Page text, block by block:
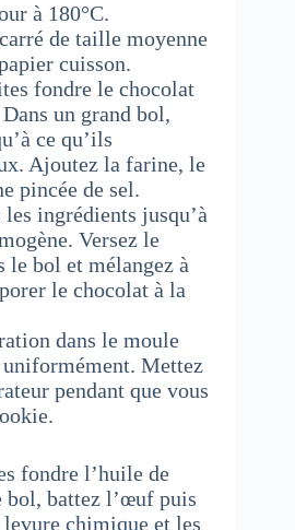
à 180°C.
de taille moyenne
cuisson.
fondre le chocolat
un grand bol,
ce qu’ils
Ajoutez la farine, le
pincée de sel.
ingrédients jusqu’à
Versez le
le bol et mélangez à
le chocolat à la
dans le moule
Mettez
pendant que vous
fondre l’huile de
bol, battez l’œuf puis
chimique et les